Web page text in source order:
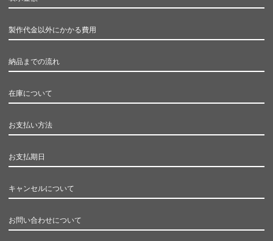
製作代金以外にかかる費用
納品までの流れ
在庫について
お支払い方法
お支払期日
キャンセルについて
お問い合わせについて